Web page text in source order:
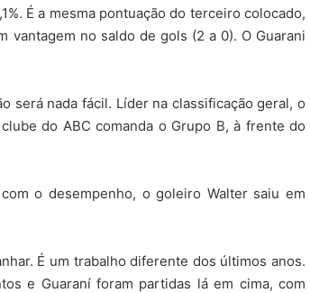
É a mesma pontuação do terceiro colocado,
vantagem no saldo de gols (2 a 0). O Guarani
será nada fácil. Líder na classificação geral, o
do ABC comanda o Grupo B, à frente do
o desempenho, o goleiro Walter saiu em
É um trabalho diferente dos últimos anos.
e Guaraní foram partidas lá em cima, com